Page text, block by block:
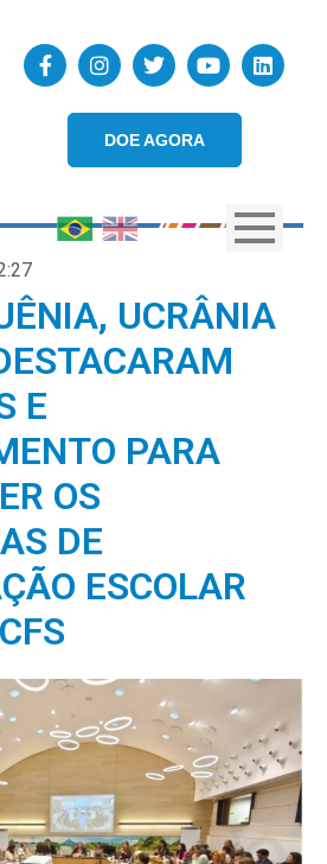
DOE AGORA
UCRÂNIA
E
PARA
OS
DE
ESCOLAR